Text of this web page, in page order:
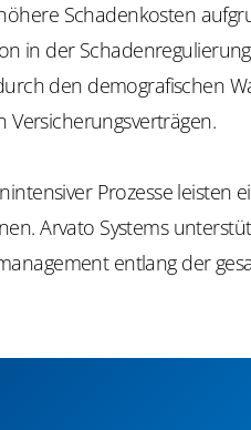
Schadenkosten
in der
den demografischen
Versicherungsverträgen.
Prozesse leisten
Arvato Systems
entlang der